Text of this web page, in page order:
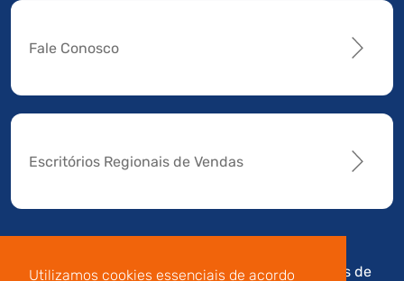
Utilizamos cookies essenciais de acordo
Fale Conosco
Escritórios Regionais de Vendas
Av. Manoel da Nóbrega,
Termos de
Código de